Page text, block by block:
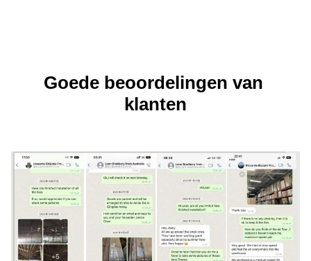
Goede beoordelingen van
klanten